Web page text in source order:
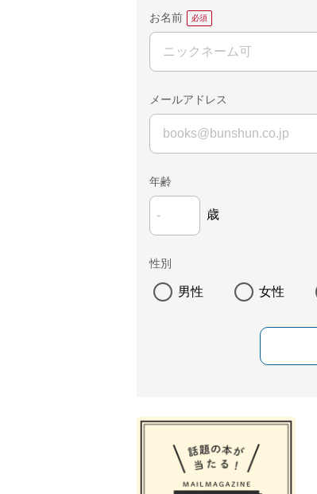
お名前
メールアドレス
年齢
歳
性別
男性 女性